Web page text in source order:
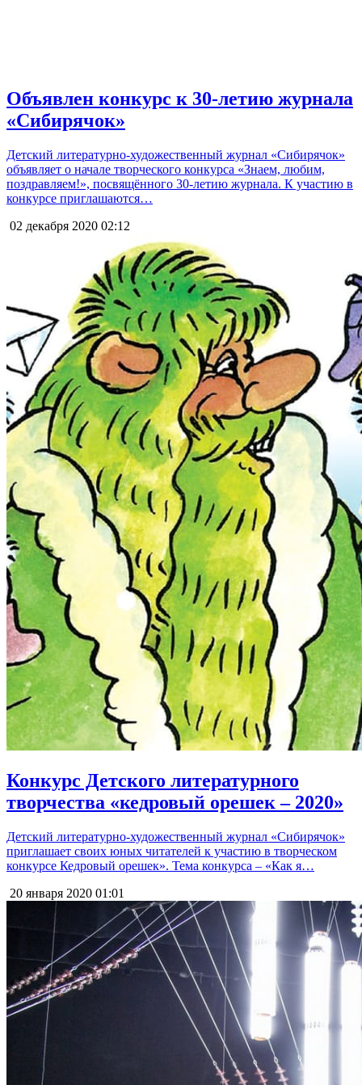
Объявлен конкурс к 30-летию журнала
«Сибирячок»
Детский литературно-художественный журнал «Сибирячок»
объявляет о начале творческого конкурса «Знаем, любим,
поздравляем!», посвящённого 30-летию журнала. К участию в
конкурсе приглашаются…
02 декабря 2020 02:12
Конкурс Детского литературного
творчества «кедровый орешек – 2020»
Детский литературно-художественный журнал «Сибирячок»
приглашает своих юных читателей к участию в творческом
конкурсе Кедровый орешек». Тема конкурса – «Как я…
20 января 2020 01:01